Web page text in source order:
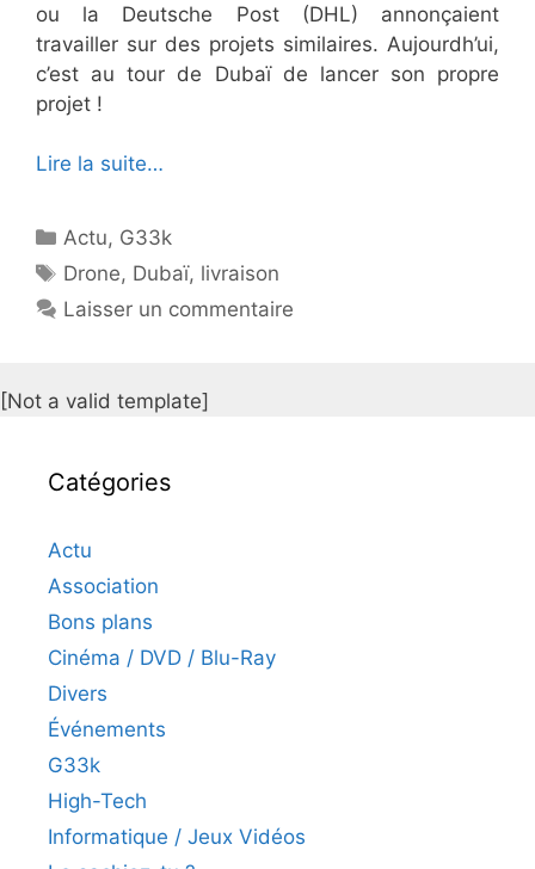
ou la Deutsche Post (DHL) annonçaient
travailler sur des projets similaires. Aujourdh’ui,
c’est au tour de Dubaï de lancer son propre
projet !
Lire la suite…
Catégories
Actu, G33k
Étiquettes
Drone, Dubaï, livraison
Laisser un commentaire
[Not a valid template]
Catégories
Actu
Association
Bons plans
Cinéma / DVD / Blu-Ray
Divers
Événements
G33k
High-Tech
Informatique / Jeux Vidéos